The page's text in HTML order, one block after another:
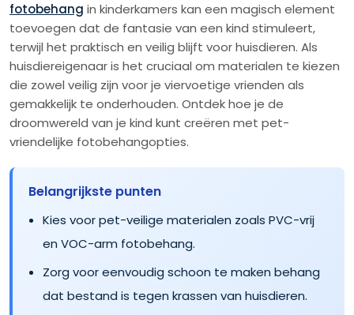
fotobehang in kinderkamers kan een magisch element
toevoegen dat de fantasie van een kind stimuleert,
terwijl het praktisch en veilig blijft voor huisdieren. Als
huisdiereigenaar is het cruciaal om materialen te kiezen
die zowel veilig zijn voor je viervoetige vrienden als
gemakkelijk te onderhouden. Ontdek hoe je de
droomwereld van je kind kunt creëren met pet-
vriendelijke fotobehangopties.
Belangrijkste punten
Kies voor pet-veilige materialen zoals PVC-vrij
en VOC-arm fotobehang.
Zorg voor eenvoudig schoon te maken behang
dat bestand is tegen krassen van huisdieren.